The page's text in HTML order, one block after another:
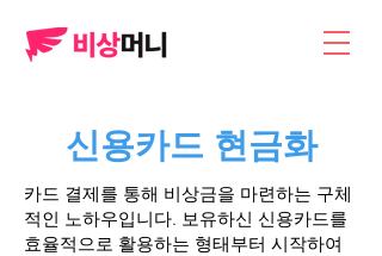
​신용카드 현금화
카드 결제를 통해 비상금을 마련하는 구체
적인 노하우입니다. 보유하신 신용카드를
효율적으로 활용하는 형태부터 시작하여